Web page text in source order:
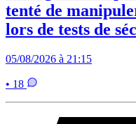
tenté de
lors de tests de
05/08/2026 à 21:15
• 18